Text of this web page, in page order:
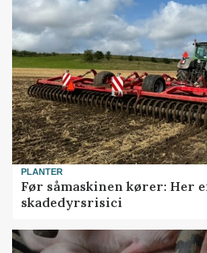
PLANTER
Før såmaskinen kører: Her
skadedyrsrisici